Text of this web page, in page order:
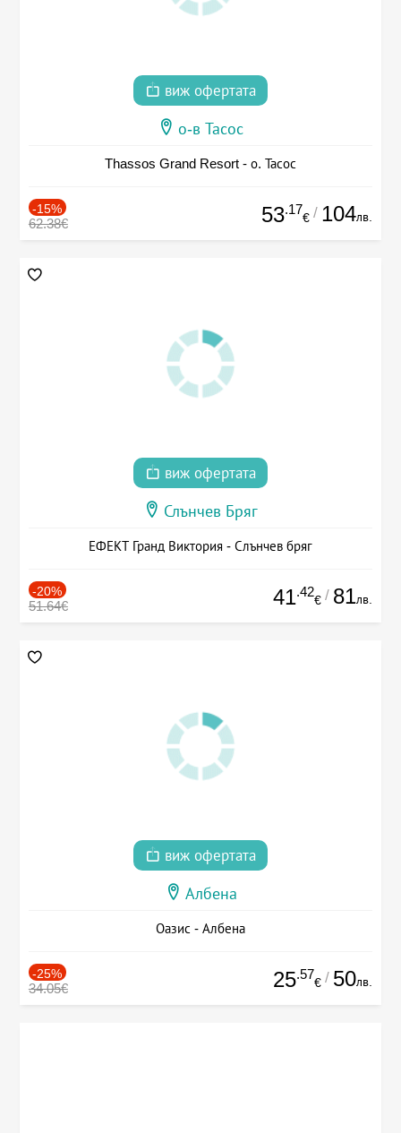
виж офертата
о-в Тасос
Thassos Grand Resort - о. Тасос
-15%
62.38€ 53.17
€ / 104лв.
виж офертата
Слънчев Бряг
ЕФЕКТ Гранд Виктория - Слънчев бряг
-20%
51.64€ 41.42
€ / 81лв.
виж офертата
Албена
Оазис - Албена
-25%
34.05€ 25.57
€ / 50лв.